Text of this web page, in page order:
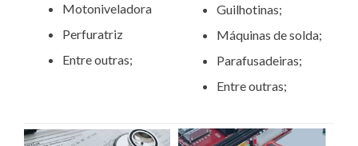
Motoniveladora
Perfuratriz
Entre outras;
Guilhotinas;
Máquinas de solda;
Parafusadeiras;
Entre outras;